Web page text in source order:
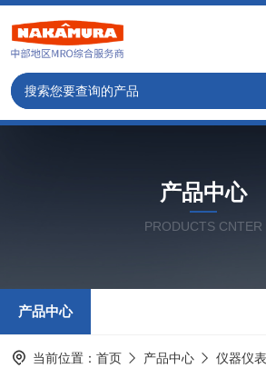
产品中心
PRODUCTS CNTER
产品中心
当前位置： 首页 产品中心 仪器仪表